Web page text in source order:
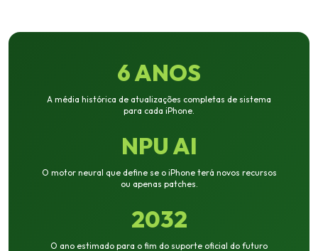
6 ANOS
A média histórica de atualizações completas de sistema
para cada iPhone.
NPU AI
O motor neural que define se o iPhone terá novos recursos
ou apenas patches.
2032
O ano estimado para o fim do suporte oficial do futuro